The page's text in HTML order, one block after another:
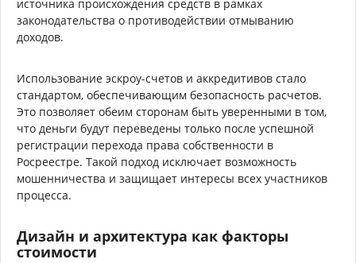
источника происхождения средств в рамках
законодательства о противодействии отмыванию
доходов.
Использование эскроу-счетов и аккредитивов стало
стандартом, обеспечивающим безопасность расчетов.
Это позволяет обеим сторонам быть уверенными в том,
что деньги будут переведены только после успешной
регистрации перехода права собственности в
Росреестре. Такой подход исключает возможность
мошенничества и защищает интересы всех участников
процесса.
Дизайн и архитектура как факторы
стоимости